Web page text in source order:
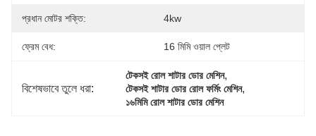
প্রধান মোটর শক্তি: 4kw
ফ্রেম বেধ: 16 মিমি ওয়াল প্লেট
বিশেষভাবে তুলে ধরা:
টেকসই রোল শাটার ডোর মেশিন,
টেকসই শাটার ডোর রোল ফর্মিং মেশিন,
১৬মিমি রোল শাটার ডোর মেশিন